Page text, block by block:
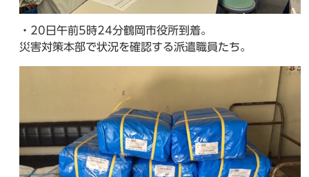
・20日午前5時24分鶴岡市役所到着。
災害対策本部で状況を確認する派遣職員たち。